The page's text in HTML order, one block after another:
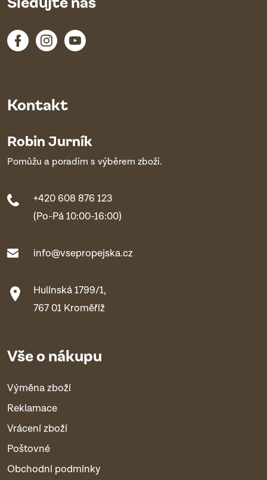
Kontakt
Robin Jurník
Pomůžu a poradím s výběrem zboží.
+420 608 876 123
(Po-Pá 10:00-16:00)
info@vsepropejska.cz
Hulínská 1799/1,
767 01 Kroměříž
Vše o nákupu
Výměna zboží
Reklamace
Vrácení zboží
Poštovné
Obchodní podmínky